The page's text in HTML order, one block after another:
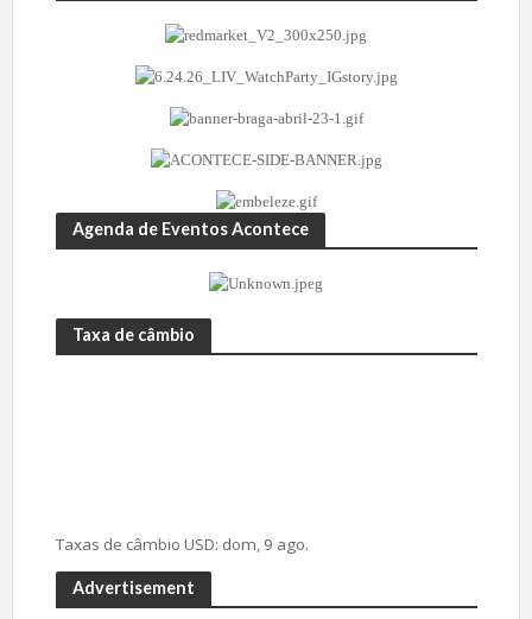
Agenda de Eventos Acontece
Taxa de câmbio
Taxas de câmbio USD: dom, 9 ago.
Advertisement